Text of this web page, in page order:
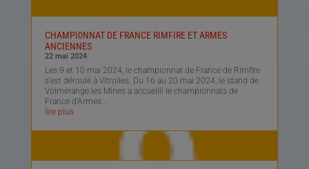
CHAMPI0NNAT DE FRANCE RIMFIRE ET ARMES
ANCIENNES
22 mai 2024
Les 9 et 10 mai 2024, le championnat de France de Rimfire
s’est déroulé à Vitrolles. Du 16 au 20 mai 2024, le stand de
Volmerange les Mines a accueilli le championnats de
France d’Armes...
lire plus